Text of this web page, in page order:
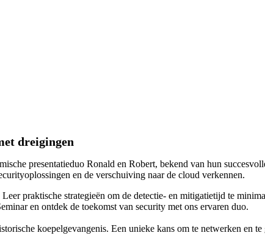
dreigingen
presentatieduo Ronald en Robert, bekend van hun
en de verschuiving naar de cloud verkennen.
praktische strategieën om de detectie- en mitigatietijd te
en ontdek de toekomst van security met ons ervaren duo.
koepelgevangenis. Een unieke kans om te netwerken en